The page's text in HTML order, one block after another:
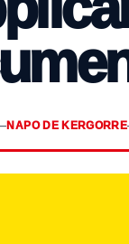
NAPO DE KERGORRE